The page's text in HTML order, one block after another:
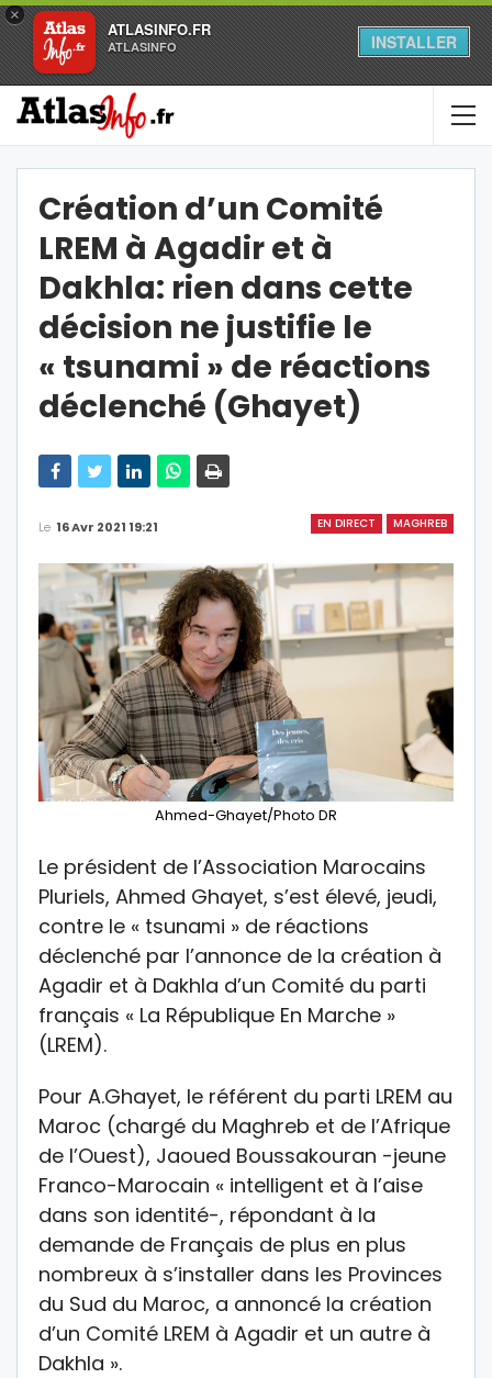
×
ATLASINFO.FR
ATLASINFO INSTALLER
Création d’un Comité
LREM à Agadir et à
Dakhla: rien dans cette
décision ne justifie le
« tsunami » de réactions
déclenché (Ghayet)
EN DIRECT MAGHREB
Le 16 Avr 2021 19:21
Ahmed-Ghayet/Photo DR
Le président de l’Association Marocains
Pluriels, Ahmed Ghayet, s’est élevé, jeudi,
contre le « tsunami » de réactions
déclenché par l’annonce de la création à
Agadir et à Dakhla d’un Comité du parti
français « La République En Marche »
(LREM).
Pour A.Ghayet, le référent du parti LREM au
Maroc (chargé du Maghreb et de l’Afrique
de l’Ouest), Jaoued Boussakouran -jeune
Franco-Marocain « intelligent et à l’aise
dans son identité-, répondant à la
demande de Français de plus en plus
nombreux à s’installer dans les Provinces
du Sud du Maroc, a annoncé la création
d’un Comité LREM à Agadir et un autre à
Dakhla ».